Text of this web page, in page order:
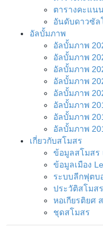
ตารางคะแน
อันดับดาวซัล
อัลบั้มภาพ
อัลบั้มภาพ
อัลบั้มภาพ
อัลบั้มภาพ
อัลบั้มภาพ
อัลบั้มภาพ
อัลบั้มภาพ
อัลบั้มภาพ
อัลบั้มภาพ
เกี่ยวกับสโมสร
ข้อมูลสโมสร
ข้อมูลเมือง
ระบบลีกฟุตบ
ประวัติสโมสร
หอเกียรติยศ
ชุดสโมสร